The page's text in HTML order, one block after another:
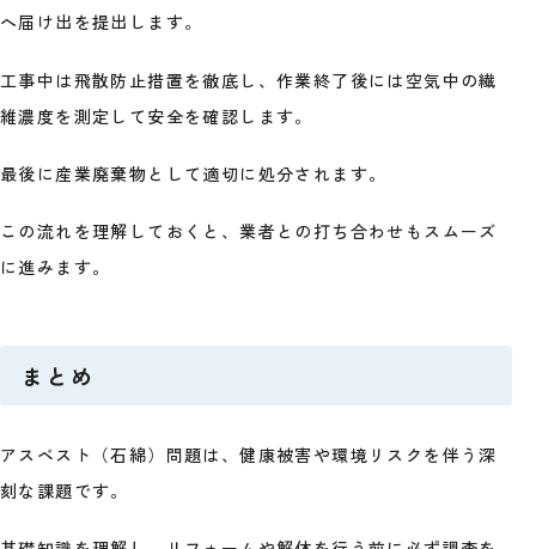
へ届け出を提出します。
工事中は飛散防止措置を徹底し、作業終了後には空気中の繊
維濃度を測定して安全を確認します。
最後に産業廃棄物として適切に処分されます。
この流れを理解しておくと、業者との打ち合わせもスムーズ
に進みます。
まとめ
アスベスト（石綿）問題は、健康被害や環境リスクを伴う深
刻な課題です。